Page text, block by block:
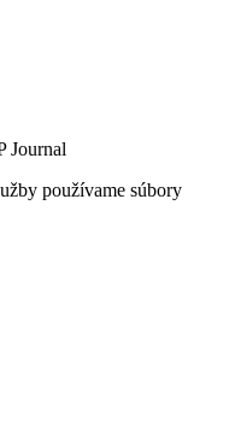
Journal
používame súbory